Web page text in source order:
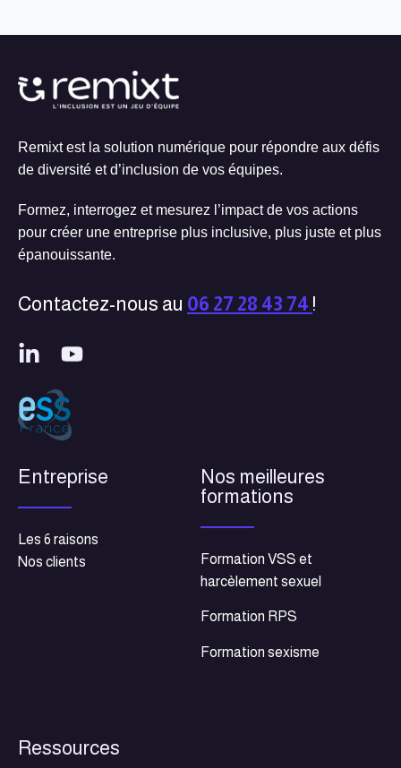
Remixt est la solution numérique pour répondre aux défis
de diversité et d’inclusion de vos équipes.
Formez, interrogez et mesurez l’impact de vos actions
pour créer une entreprise plus inclusive, plus juste et plus
épanouissante.
Contactez-nous au 06 27 28 43 74 !
Entreprise
Les 6 raisons
Nos clients
Nos meilleures
formations
Formation VSS et
harcèlement sexuel
Formation RPS
Formation sexisme
Ressources